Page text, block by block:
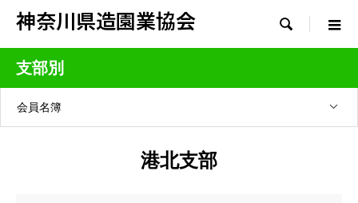
神奈川県造園業協会 
支部別
会員名簿
港北支部